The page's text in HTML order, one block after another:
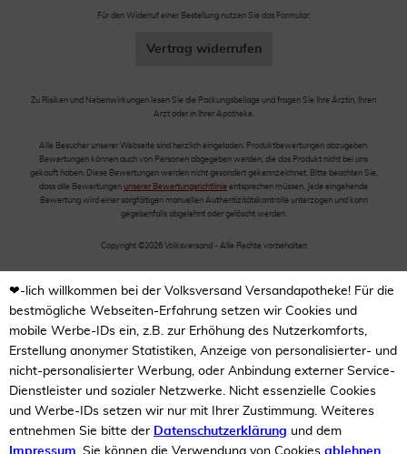
Für den Widerruf einer Bestellung nutzen Sie das Formular:
Vertrag widerrufen
Zu Risiken und Nebenwirkungen lesen Sie die Packungsbeilage und fragen Sie Ihre Ärztin, Ihren
Arzt oder in Ihrer Apotheke.
Alle Besucher unserer Webseite sind herzlich eingeladen, Produktbewertungen abzugeben.
Bewertungen können auch von Personen abgegeben werden, die das Produkt nicht bei uns
gekauft haben. Diese Bewertungen werden nicht gesondert gekennzeichnet. Bitte beachten Sie,
dass alle Bewertungen unserer Bewertungsrichtlinie entsprechen müssen. Jede eingehende
Bewertung wird einer sorgfältigen manuellen Authentizitätskontrolle unterzogen und kann
gegebenfalls abgelehnt oder gelöscht werden.
Copyright ©2026 Volksversand - Alle Rechte vorbehalten
❤-lich willkommen bei der Volksversand Versandapotheke! Für die
bestmögliche Webseiten-Erfahrung setzen wir Cookies und
mobile Werbe-IDs ein, z.B. zur Erhöhung des Nutzerkomforts,
Erstellung anonymer Statistiken, Anzeige von personalisierter- und
nicht-personalisierter Werbung, oder Anbindung externer Service-
Dienstleister und sozialer Netzwerke. Nicht essenzielle Cookies
und Werbe-IDs setzen wir nur mit Ihrer Zustimmung. Weiteres
entnehmen Sie bitte der Datenschutzerklärung und dem
Impressum . Sie können die Verwendung von Cookies ablehnen